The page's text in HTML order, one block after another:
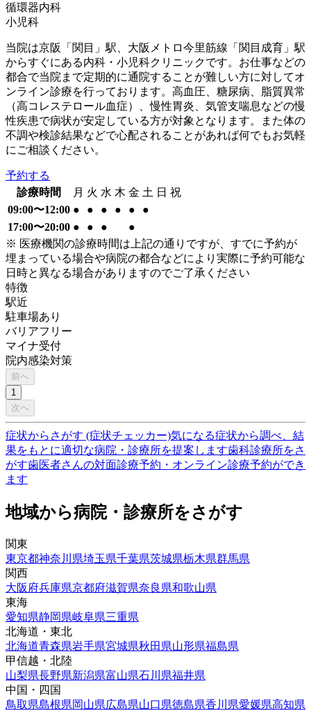
循環器内科
小児科
当院は京阪「関目」駅、大阪メトロ今里筋線「関目成育」駅
からすぐにある内科・小児科クリニックです。お仕事などの
都合で当院まで定期的に通院することが難しい方に対してオ
ンライン診療を行っております。高血圧、糖尿病、脂質異常
（高コレステロール血症）、慢性胃炎、気管支喘息などの慢
性疾患で病状が安定している方が対象となります。また体の
不調や検診結果などで心配されることがあれば何でもお気軽
にご相談ください。
予約する
診療時間
月 火 水 木 金 土 日 祝
09:00〜12:00 ● ● ● ● ●
●
17:00〜20:00 ● ● ●
●
※ 医療機関の診療時間は上記の通りですが、すでに予約が
埋まっている場合や病院の都合などにより実際に予約可能な
日時と異なる場合がありますのでご了承ください
特徴
駅近
駐車場あり
バリアフリー
マイナ受付
院内感染対策
前へ
1
次へ
症状からさがす (症状チェッカー)気になる症状から調べ、結
果をもとに適切な病院・診療所を提案します歯科診療所をさ
がす歯医者さんの対面診療予約・オンライン診療予約ができ
ます
地域から病院・診療所をさがす
関東
東京都神奈川県埼玉県千葉県茨城県栃木県群馬県
関西
大阪府兵庫県京都府滋賀県奈良県和歌山県
東海
愛知県静岡県岐阜県三重県
北海道・東北
北海道青森県岩手県宮城県秋田県山形県福島県
甲信越・北陸
山梨県長野県新潟県富山県石川県福井県
中国・四国
鳥取県島根県岡山県広島県山口県徳島県香川県愛媛県高知県